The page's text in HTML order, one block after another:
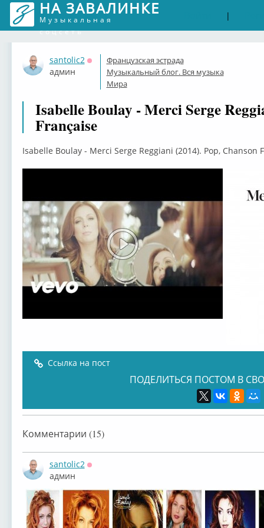
НА ЗАВАЛИНКЕ
Музыкальная
соцсеть
|
santolic2
Оффлайн
админ
Французская эстрада
Музыкальный блог. Вся музыка
Мира
Isabelle Boulay - Merci Serge
Française
Isabelle Boulay - Merci Serge Reggiani (2014). Pop, Chanson
Ссылка на пост
ПОДЕЛИТЬСЯ ПОСТОМ В
Комментарии (15)
santolic2
админ